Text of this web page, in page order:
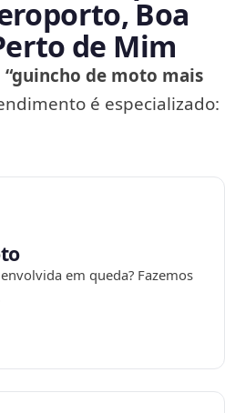
Boa
de Mim
“guincho de moto mais
é especializado:
em queda? Fazemos